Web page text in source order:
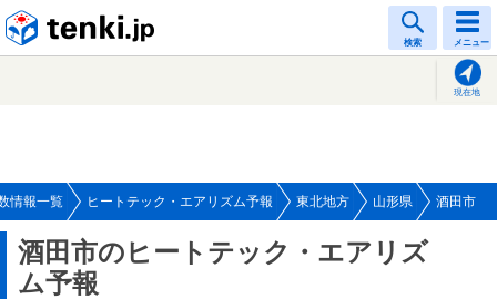
検索 メニュー
現在地
情報一覧 ヒートテック・エアリズム予報 東北地方 山形県 酒田市
酒田市のヒートテック・エアリズ
ム予報